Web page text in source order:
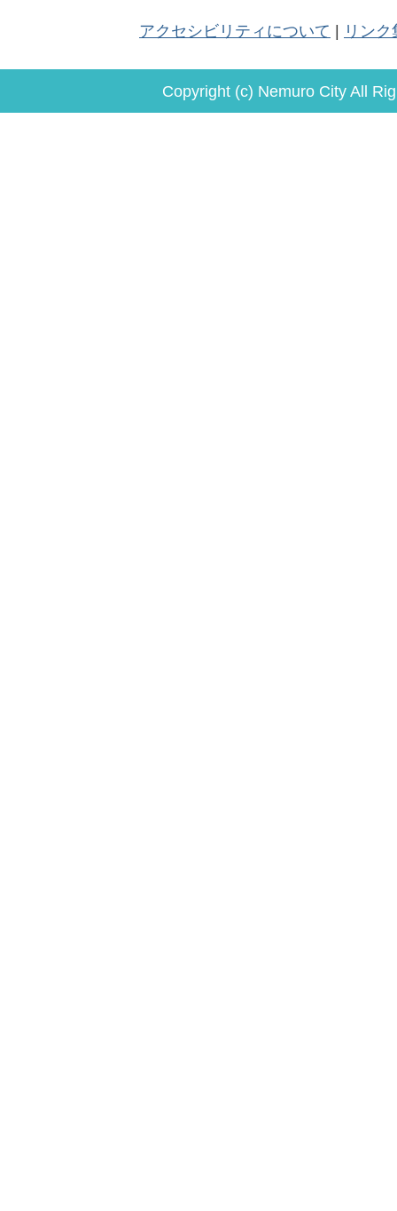
アクセシビリティについて リンク
Copyright (c) Nemuro City All